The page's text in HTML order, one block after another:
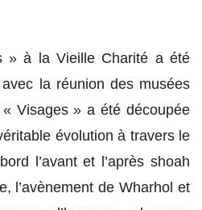
» à la Vieille Charité a été
la réunion des musées
« Visages » a été découpée
évolution à travers le
l’avant et l’après shoah
l’avènement de Wharhol et